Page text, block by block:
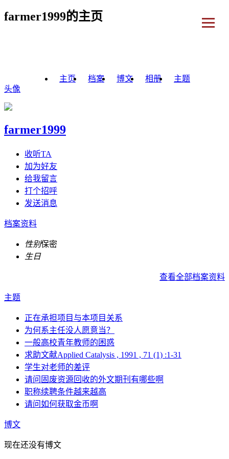
farmer1999的主页
主页 档案 博文 相册
主题
头像
farmer1999
收听TA
加为好友
给我留言
打个招呼
发送消息
档案资料
性别保密
生日
查看全部档案资料
主题
正在承担项目与本项目关系
为何系主任没人愿意当？
一般高校青年教师的困惑
求助文献Applied Catalysis , 1991 , 71 (1) :1-31
学生对老师的差评
请问固废资源回收的外文期刊有哪些啊
职称续聘条件越来越高
请问如何获取金币啊
博文
现在还没有博文